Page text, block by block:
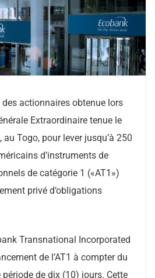
actionnaires obtenue lors
Extraordinaire tenue le
Togo, pour lever jusqu’à 250
d’instruments de
de catégorie 1 («AT1»)
privé d’obligations
Transnational Incorporated
de l’AT1 à compter du
de dix (10) jours. Cette